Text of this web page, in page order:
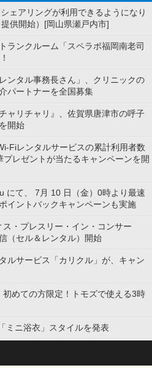
ェアリングが利用できるようになり
供開始）[岡山県瀬戸内市]
ランクルーム「スペラボ福岡南老司
ンタル事務長さん」、クリニックの
パートナーを全国募集
ャリチャリ』、佐賀県唐津市の呼子
開始
Fiレンタルサービスの累計利用者数
レゼントが当たるキャンペーンを開
にて、 7⽉ 10 ⽇（金）0時より最速
イントバックキャンペーンも実施
ス・プレスリー・イン・コンサー
（セル＆レンタル）開始
ルサービス「カリクル」が、キャン
初めての方限定！トモズで使える3時
ミニ浴衣」スタイルを発表